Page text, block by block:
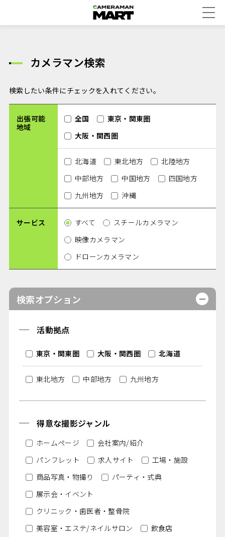
カメラマン検索
検索したい条件にチェックを入れてください。
出張可能
地域
全国
東京・関東圏
大阪・関西圏
北海道 東北地方
北陸地方
中部地方
中国地方
四国地方
九州地方
沖縄
サービス すべて
スチールカメラマン
映像カメラマン
ドローンカメラマン
検索オプション
活動拠点
東京・関東圏 大阪・関西圏 北海道
東北地方 中部地方 九州地方
得意な撮影ジャンル
ホームページ
会社案内/紹介
パンフレット
求人サイト
工場・施設
商品写真・物撮り
パーティ・式典
展示会・イベント
クリニック・歯医者・整骨院
美容室・エステ/ネイルサロン
飲食店